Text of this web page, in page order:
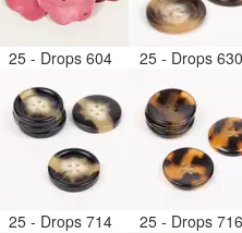
25 - Drops 604 25 - Drops
25 - Drops 714 25 - Drops